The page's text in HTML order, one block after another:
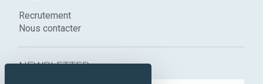
Recrutement
Nous contacter
NEWSLETTER :